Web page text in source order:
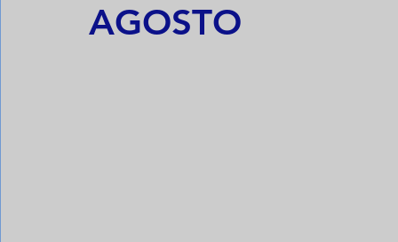
AGOSTO